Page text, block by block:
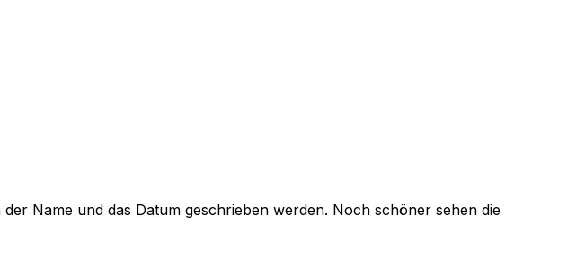
Name und das Datum geschrieben werden. Noch schöner sehen die